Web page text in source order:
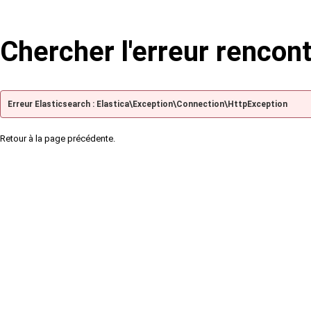
Chercher l'erreur
Erreur Elasticsearch : Elastica\Exception\Connection\HttpException
Retour à la page précédente.